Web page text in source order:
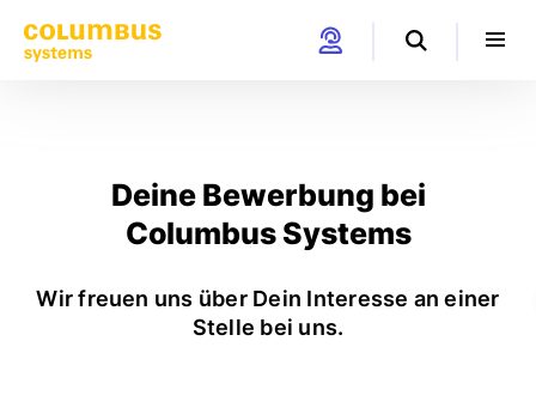
Deine Bewerbung bei
Columbus Systems
Wir freuen uns über Dein Interesse an einer
Stelle bei uns.